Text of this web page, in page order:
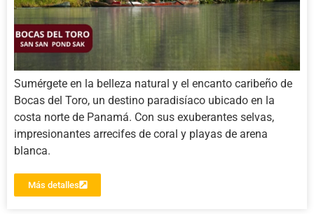
Sumérgete en la belleza natural y el encanto caribeño de
Bocas del Toro, un destino paradisíaco ubicado en la
costa norte de Panamá. Con sus exuberantes selvas,
impresionantes arrecifes de coral y playas de arena
blanca.
Más detalles